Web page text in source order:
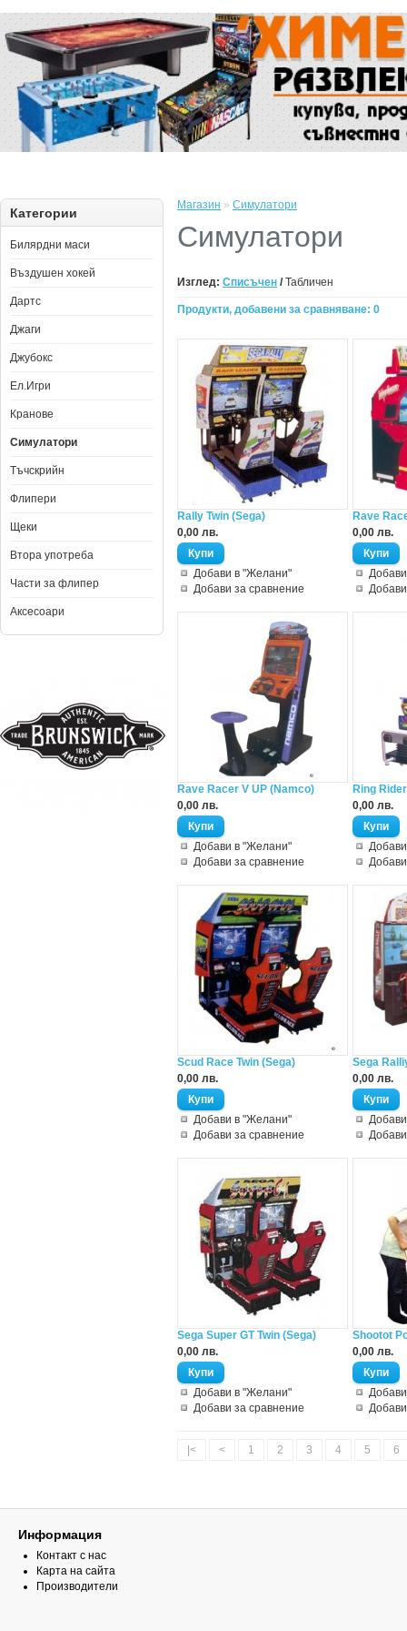
Категории
Билярдни маси
Въздушен хокей
Дартс
Джаги
Джубокс
Ел.Игри
Кранове
Симулатори
Тъчскрийн
Флипери
Щеки
Втора употреба
Части за флипер
Аксесоари
Магазин » Симулатори
Симулатори
Изглед: Списъчен /Табличен
Продукти, добавени за сравняване: 0
Rally Twin (Sega)
0,00 лв.
Добави в "Желани"
Добави за сравнение
Rave
0,00 лв.
Rave Racer V UP (Namco)
0,00 лв.
Добави в "Желани"
Добави за сравнение
Ring
0,00 лв.
Scud Race Twin (Sega)
0,00 лв.
Добави в "Желани"
Добави за сравнение
Sega
0,00 лв.
Sega Super GT Twin (Sega)
0,00 лв.
Добави в "Желани"
Добави за сравнение
Shootot
0,00 лв.
|< < 1 2 3 4 5 6
Информация
Контакт с нас
Карта на сайта
Производители